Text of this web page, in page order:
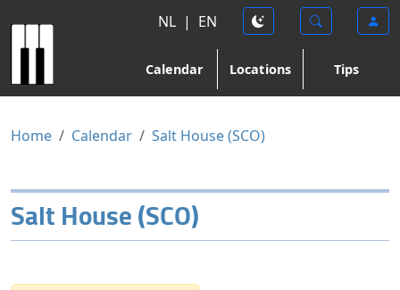
NL | EN
Calendar Locations Tips
Home Calendar Salt House (SCO)
Salt House (SCO)